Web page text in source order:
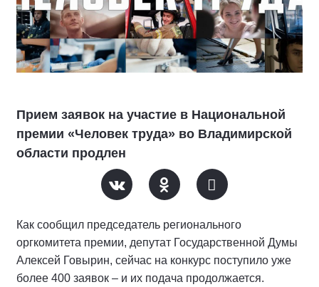
Прием заявок на участие в Национальной
премии «Человек труда» во Владимирской
области продлен
Как сообщил председатель регионального
оргкомитета премии, депутат Государственной Думы
Алексей Говырин, сейчас на конкурс поступило уже
более 400 заявок – и их подача продолжается.